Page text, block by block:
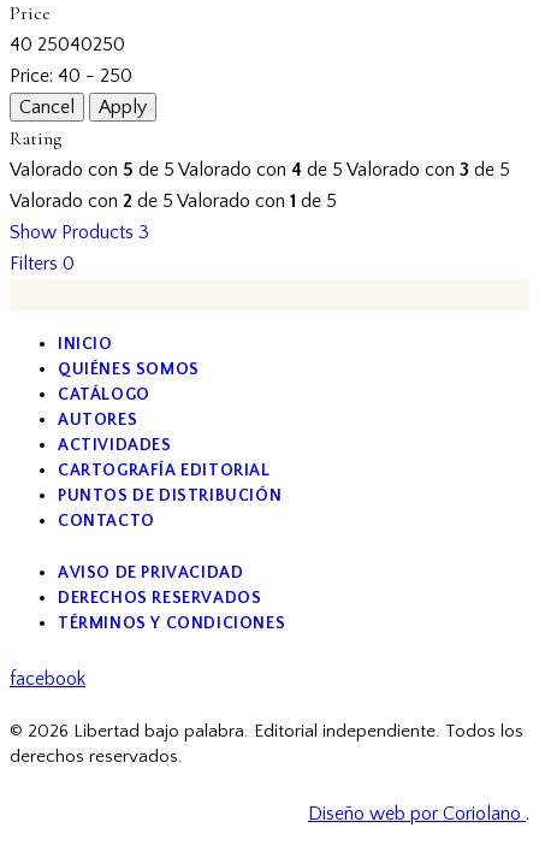
Price
40 25040250
Price: 40 - 250
Rating
Valorado con 5 de 5 Valorado con 4 de 5 Valorado con 3 de 5
Valorado con 2 de 5 Valorado con 1 de 5
Show Products 3
Filters 0
INICIO
QUIÉNES SOMOS
CATÁLOGO
AUTORES
ACTIVIDADES
CARTOGRAFÍA EDITORIAL
PUNTOS DE DISTRIBUCIÓN
CONTACTO
AVISO DE PRIVACIDAD
DERECHOS RESERVADOS
TÉRMINOS Y CONDICIONES
facebook
© 2026 Libertad bajo palabra. Editorial independiente. Todos los
derechos reservados.
Diseño web por Coriolano .